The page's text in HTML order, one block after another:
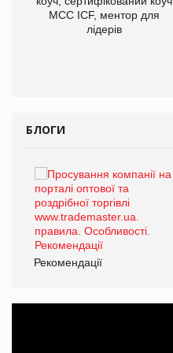
МСС ICF, ментор для
лідерів
БЛОГИ
Рекомендації